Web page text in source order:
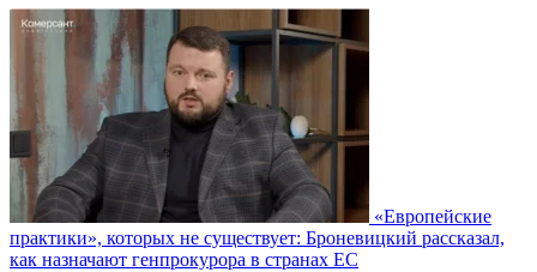
«Европейские
практики», которых не существует: Броневицкий рассказал,
как назначают генпрокурора в странах ЕС